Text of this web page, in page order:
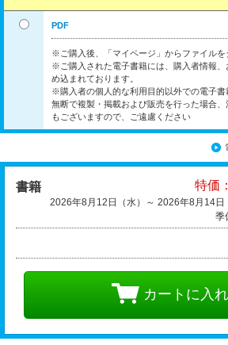
PDF
※ご購入後、「マイページ」からファイルを
※ご購入された電子書籍には、購入者情報、
め込まれております。
※購入者の個人的な利用目的以外での電子書
無断で複製・掲載および販売を行った場合
もございますので、ご遠慮ください
書籍 特価
2026年8月12日（水）～ 2026年8月14日
季
カートに入